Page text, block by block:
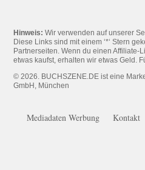
Hinweis: Wir verwenden auf unserer
Diese Links sind mit einem ‘*‘ Stern
Partnerseiten. Wenn du einen Affiliate-
etwas kaufst, erhalten wir etwas Geld.
© 2026. BUCHSZENE.DE ist eine
GmbH, München
Mediadaten Werbung Kontakt